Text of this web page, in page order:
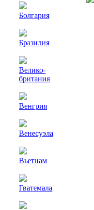
Болгария
Бразилия
Велико-
британия
Венгрия
Венесуэла
Вьетнам
Гватемала